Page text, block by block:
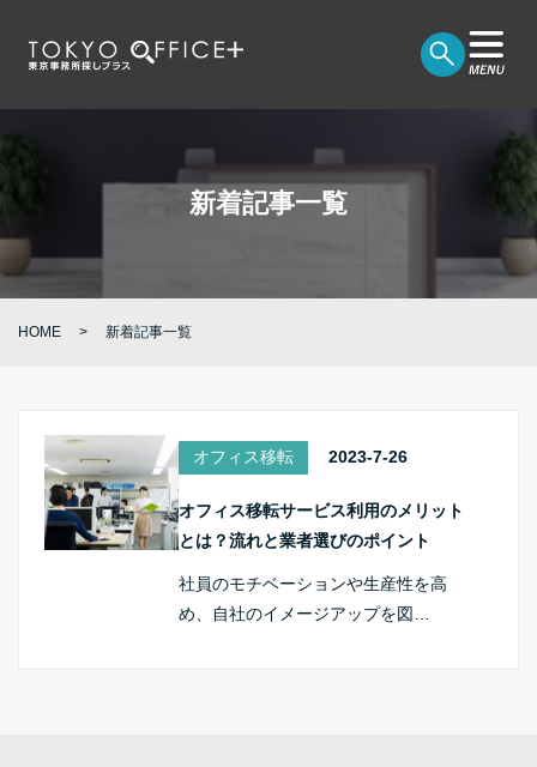
新着記事一覧
HOME 新着記事一覧
オフィス移転 2023-7-26
オフィス移転サービス利用のメリット
とは？流れと業者選びのポイント
社員のモチベーションや生産性を高
め、自社のイメージアップを図…